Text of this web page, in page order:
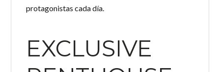
protagonistas cada día.
EXCLUSIVE